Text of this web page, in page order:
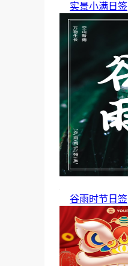
实景小满日签
谷雨时节日签